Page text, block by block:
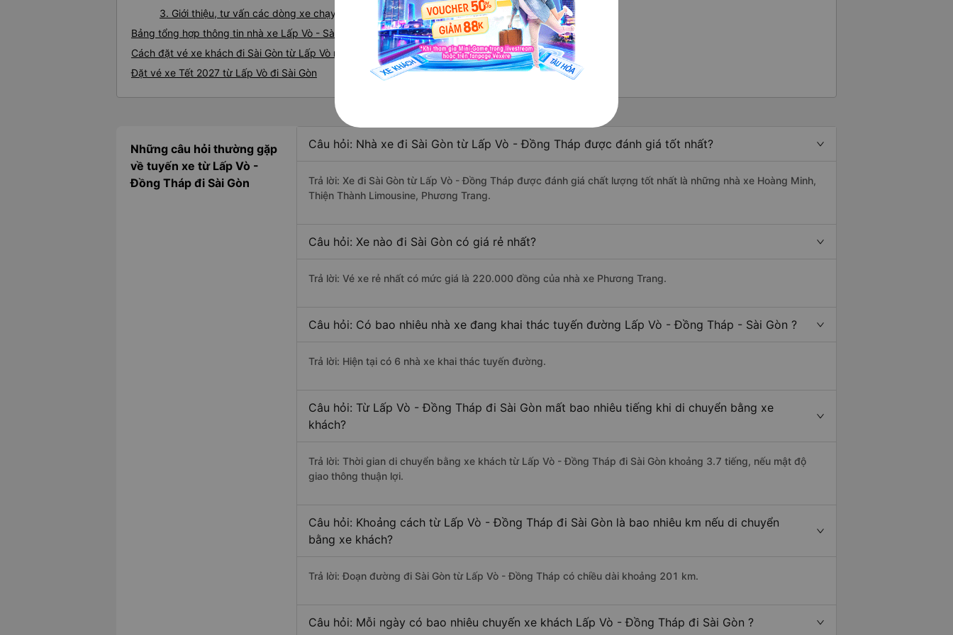
3. Giới thiệu, tư vấn các dòng xe chạy tuyến đường Lấp Vò đi Sài Gòn
Bảng tổng hợp thông tin nhà xe Lấp Vò - Sài Gòn
Cách đặt vé xe khách đi Sài Gòn từ Lấp Vò nhanh và uy tín nhất
Đặt vé xe Tết 2027 từ Lấp Vò đi Sài Gòn
Những câu hỏi thường gặp
về tuyến xe từ Lấp Vò -
Đồng Tháp đi Sài Gòn
Câu hỏi: Nhà xe đi Sài Gòn từ Lấp Vò - Đồng Tháp được đánh giá tốt nhất?
Trả lời: Xe đi Sài Gòn từ Lấp Vò - Đồng Tháp được đánh giá chất lượng tốt nhất là những nhà xe Hoàng Minh,
Thiện Thành Limousine, Phương Trang.
Câu hỏi: Xe nào đi Sài Gòn có giá rẻ nhất?
Trả lời: Vé xe rẻ nhất có mức giá là 220.000 đồng của nhà xe Phương Trang.
Câu hỏi: Có bao nhiêu nhà xe đang khai thác tuyến đường Lấp Vò - Đồng Tháp - Sài Gòn ?
Trả lời: Hiện tại có 6 nhà xe khai thác tuyến đường.
Câu hỏi: Từ Lấp Vò - Đồng Tháp đi Sài Gòn mất bao nhiêu tiếng khi di chuyển bằng xe
khách?
Trả lời: Thời gian di chuyển bằng xe khách từ Lấp Vò - Đồng Tháp đi Sài Gòn khoảng 3.7 tiếng, nếu mật độ
giao thông thuận lợi.
Câu hỏi: Khoảng cách từ Lấp Vò - Đồng Tháp đi Sài Gòn là bao nhiêu km nếu di chuyển
bằng xe khách?
Trả lời: Đoạn đường đi Sài Gòn từ Lấp Vò - Đồng Tháp có chiều dài khoảng 201 km.
Câu hỏi: Mỗi ngày có bao nhiêu chuyến xe khách Lấp Vò - Đồng Tháp đi Sài Gòn ?